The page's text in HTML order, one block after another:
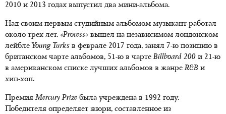
2010 и 2013 годах выпустил два мини-альбома.
Над своим первым студийным альбомом музыкант работал
около трех лет. «Process» вышел на независимом лондонском
лейбле Young Turks в феврале 2017 года, занял 7-ю позицию в
британском чарте альбомов, 51-ю в чартеBillboard 200 и 21-ю
в американском списке лучших альбомов в жанреR&B и
хип-хоп.
ПремияMercury Prize была учреждена в 1992 году.
Победителя определяет жюри, составленное из